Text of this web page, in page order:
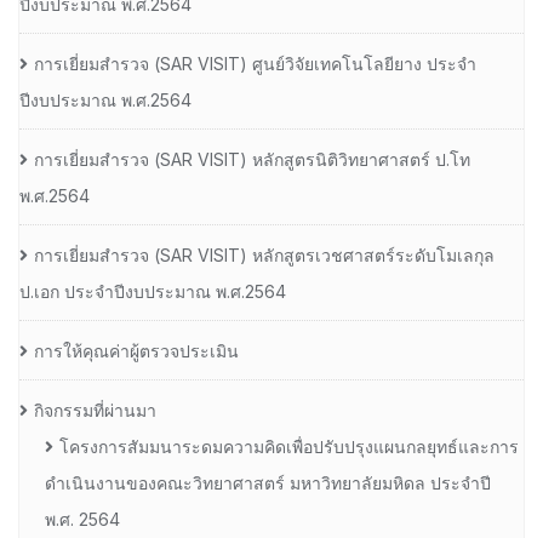
ปีงบประมาณ พ.ศ.2564
การเยี่ยมสํารวจ (SAR VISIT) ศูนย์วิจัยเทคโนโลยียาง ประจํา
ปีงบประมาณ พ.ศ.2564
การเยี่ยมสํารวจ (SAR VISIT) หลักสูตรนิติวิทยาศาสตร์ ป.โท
พ.ศ.2564
การเยี่ยมสํารวจ (SAR VISIT) หลักสูตรเวชศาสตร์ระดับโมเลกุล
ป.เอก ประจําปีงบประมาณ พ.ศ.2564
การให้คุณค่าผู้ตรวจประเมิน
กิจกรรมที่ผ่านมา
โครงการสัมมนาระดมความคิดเพื่อปรับปรุงแผนกลยุทธ์และการ
ดำเนินงานของคณะวิทยาศาสตร์ มหาวิทยาลัยมหิดล ประจำปี
พ.ศ. 2564